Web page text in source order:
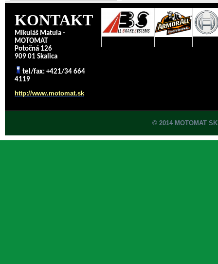
KONTAKT
Mikuláš Matula -
MOTOMAT
Potočná 126
909 01 Skalica
tel/fax: +421/34 664
4119
http://www.motomat.sk
© 2014